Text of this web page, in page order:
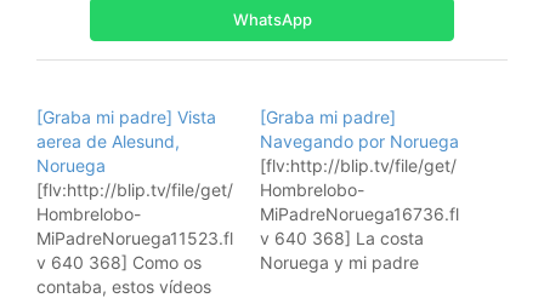
WhatsApp
[Graba mi padre] Vista
aerea de Alesund,
Noruega
[flv:http://blip.tv/file/get/
Hombrelobo-
MiPadreNoruega11523.fl
v 640 368] Como os
contaba, estos vídeos
[Graba mi padre]
Navegando por Noruega
[flv:http://blip.tv/file/get/
Hombrelobo-
MiPadreNoruega16736.fl
v 640 368] La costa
Noruega y mi padre